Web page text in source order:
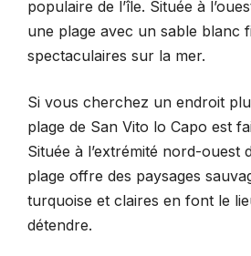
populaire de l’île. Située à
une plage avec un sable blanc
spectaculaires sur la mer.
Si vous cherchez un endroit
plage de San Vito lo Capo est
Située à l’extrémité nord-ouest
plage offre des paysages
turquoise et claires en font le
détendre.